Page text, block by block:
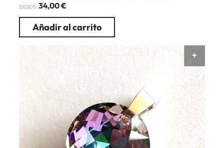
DESDE: 34,00€
Añadir al carrito